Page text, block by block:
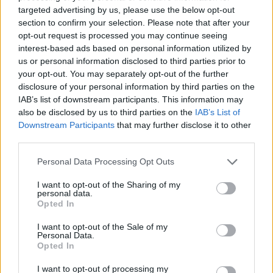
targeted advertising by us, please use the below opt-out
section to confirm your selection. Please note that after your
opt-out request is processed you may continue seeing
interest-based ads based on personal information utilized by
us or personal information disclosed to third parties prior to
your opt-out. You may separately opt-out of the further
disclosure of your personal information by third parties on the
IAB’s list of downstream participants. This information may
also be disclosed by us to third parties on the IAB’s List of
Downstream Participants that may further disclose it to other
Personal Data Processing Opt Outs
I want to opt-out of the Sharing of my
personal data.
Opted In
I want to opt-out of the Sale of my
Personal Data.
Opted In
I want to opt-out of processing my
πόλης, αφού ένα γυάλινο δάπεδο στο ισόγειο της
μονάδας επιτρέπει στους επισκέπτες να
θαυμάσουν αρχαιολογικά ευρήματα, που
χρονολογούνται από τον 4ο αιώνα μ.Χ. μέχρι τα
τέλη της Οθωμανικής κυριαρχίας. Στo πλήρως
ανακαινισμένο κτήριο των Καπναποθηκών
το υπουργείο Πολιτισμού ως «έργο τέχνης» και
βρίσκεται στην οδό Δωδεκανήσου, εδρεύει μια
από τις επίσης νέες αφίξεις στην αγορά
Brownfield, με 45 δωμάτια και σουΐτες.